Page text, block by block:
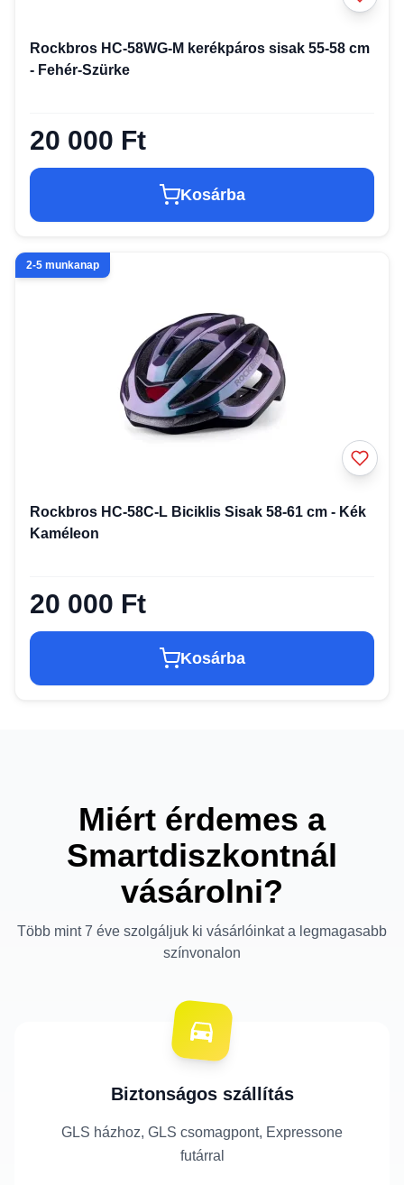
Rockbros HC-58WG-M kerékpáros sisak 55-58 cm
- Fehér-Szürke
20 000 Ft
Kosárba
2-5 munkanap
Rockbros HC-58C-L Biciklis Sisak 58-61 cm - Kék
Kaméleon
20 000 Ft
Kosárba
Miért érdemes a
Smartdiszkontnál
vásárolni?
Több mint 7 éve szolgáljuk ki vásárlóinkat a legmagasabb
színvonalon
Biztonságos szállítás
GLS házhoz, GLS csomagpont, Expressone
futárral